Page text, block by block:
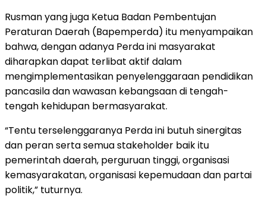
Rusman yang juga Ketua Badan Pembentujan
Peraturan Daerah (Bapemperda) itu menyampaikan
bahwa, dengan adanya Perda ini masyarakat
diharapkan dapat terlibat aktif dalam
mengimplementasikan penyelenggaraan pendidikan
pancasila dan wawasan kebangsaan di tengah-
tengah kehidupan bermasyarakat.
“Tentu terselenggaranya Perda ini butuh sinergitas
dan peran serta semua stakeholder baik itu
pemerintah daerah, perguruan tinggi, organisasi
kemasyarakatan, organisasi kepemudaan dan partai
politik,” tuturnya.